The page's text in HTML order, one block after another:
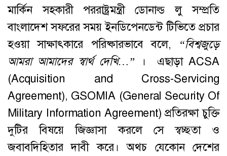
মার্কিন সহকারী পররাষ্ট্রমন্ত্রী ডোনাল্ড লু সম্প্রতি
বাংলাদেশ সফরের সময় ইনডিপেনডেন্ট টিভিতে প্রচার
হওয়া সাক্ষাৎকারে পরিষ্কারভাবে বলে,
“বিশ্বজুড়ে
আমরা আমাদের স্বার্থ দেখি…” । এছাড়া ACSA
(Acquisition and Cross-Servicing
Agreement), GSOMIA (General Security Of
Military Information Agreement) প্রতিরক্ষা চুক্তি
দুটির বিষয়ে জিজ্ঞাসা করলে সে স্বচ্ছতা ও
জবাবদিহিতার দাবী করে। অথচ যেকোন দেশের